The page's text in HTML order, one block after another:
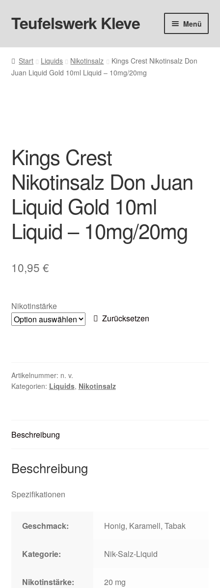
Zur
Navigation
Zum
Inhalt
Teufelswerk Kleve Menü
Startseite
Hardware
Big Puff
Aromen
Basen & Nikotin
Zubehör
Nikotintabelle
Start Liquids Nikotinsalz
Kings Crest Nikotinsalz Don
Juan Liquid Gold 10ml Liquid – 10mg/20mg
Kings Crest
Nikotinsalz Don Juan
Liquid Gold 10ml
Liquid – 10mg/20mg
10,95 €
Nikotinstärke
Zurücksetzen
Artikelnummer: n. v.
Kategorien: Liquids, Nikotinsalz
Beschreibung
Beschreibung
Spezifikationen
Geschmack: Honig, Karamell, Tabak
Kategorie: Nik-Salz-Liquid
Nikotinstärke: 20 mg